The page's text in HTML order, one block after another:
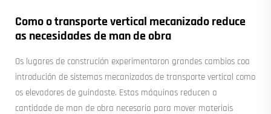
Como o transporte vertical mecanizado reduce
as necesidades de man de obra
Os lugares de construción experimentaron grandes cambios coa
introdución de sistemas mecanizados de transporte vertical como
os elevadores de guindaste. Estas máquinas reducen a
cantidade de man de obra necesaria para mover materiais